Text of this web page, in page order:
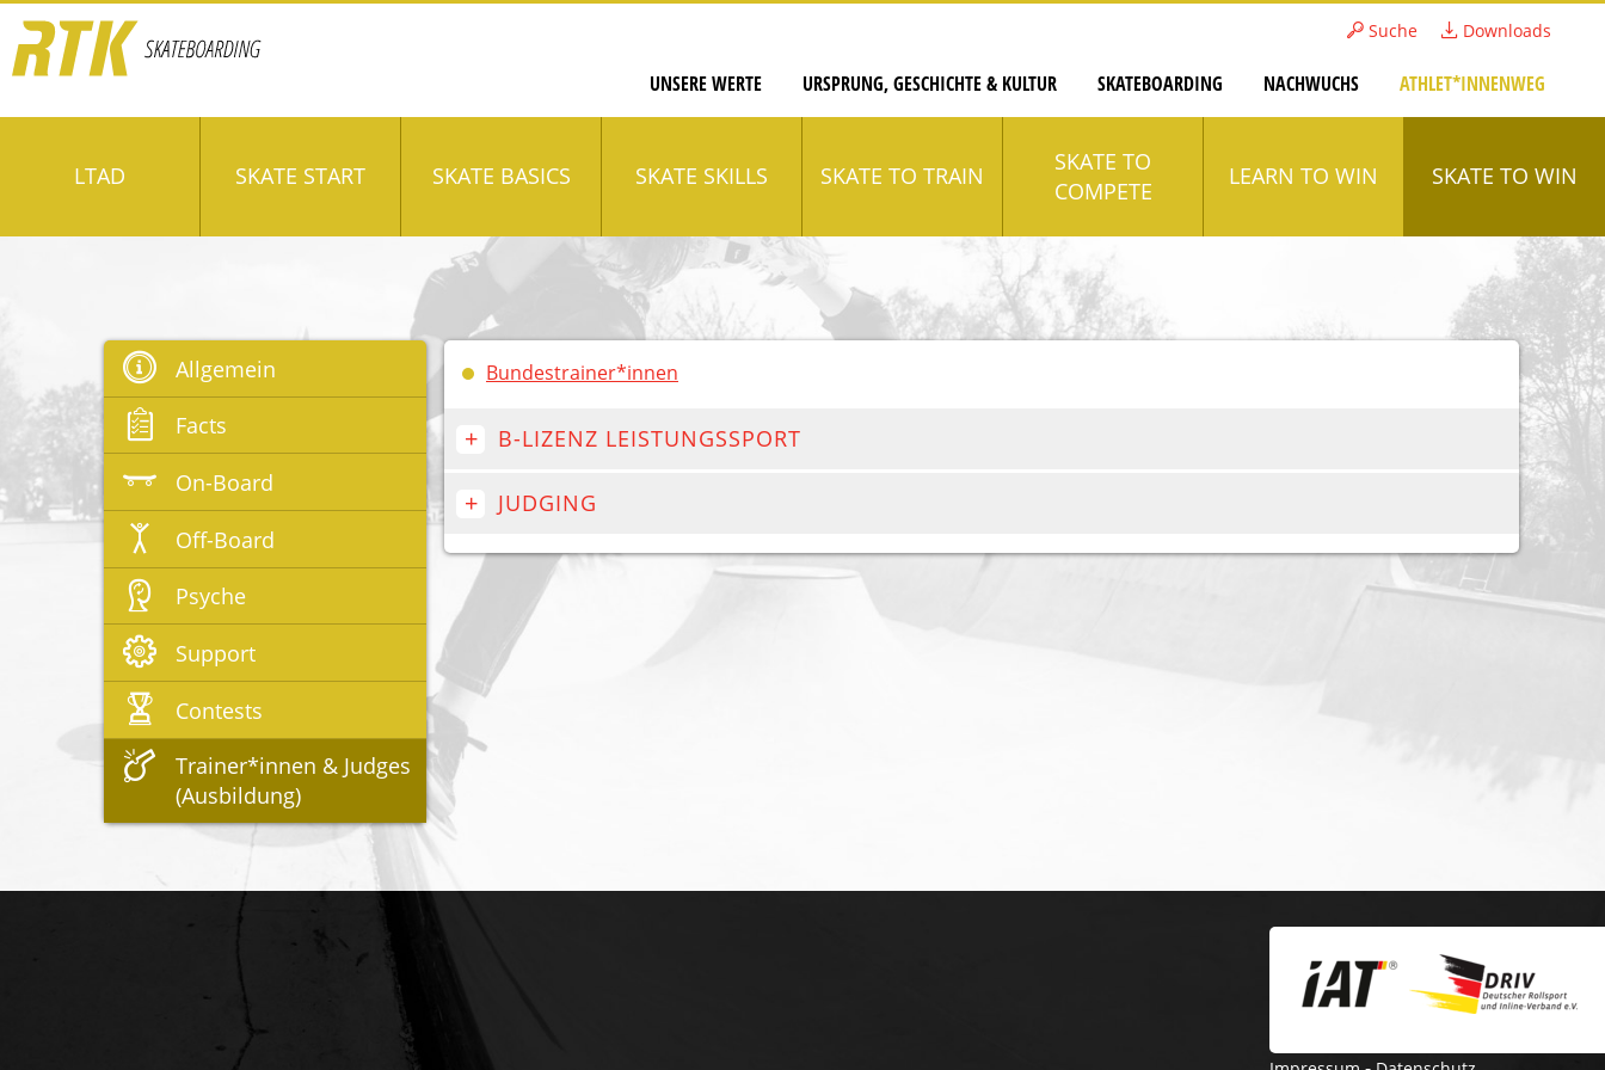
Suche Downloads
UNSERE WERTE URSPRUNG, GESCHICHTE & KULTUR SKATEBOARDING NACHWUCHS ATHLET*INNENWEG
LTAD SKATE START SKATE BASICS SKATE SKILLS SKATE TO TRAIN
SKATE TO
COMPETE
LEARN TO WIN SKATE TO WIN
Allgemein
Facts
On-Board
Off-Board
Psyche
Support
Contests
Trainer*innen & Judges
(Ausbildung)
Bundestrainer*innen
B-LIZENZ LEISTUNGSSPORT
JUDGING